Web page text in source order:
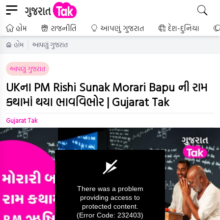
હોમ રાજનીતિ આપણું ગુજરાત દેશ-દુનિયા
હોમ આપણું ગુજરાત
આપણું ગુજરાત
UKના PM Rishi Sunak Morari Bapu ની રામ
કથામાં થયા ભાવવિભોર | Gujarat Tak
Gujarat Tak
There was a problem
providing access to
protected content.
(Error Code: 232403)